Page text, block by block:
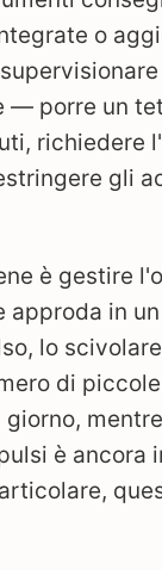
o
— porre un
richiedere
gli
è gestire
in
lo
di
è ancora